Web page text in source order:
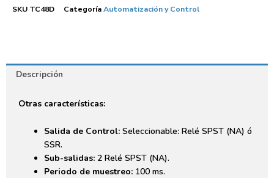
SKU TC48D CategoríaAutomatización y Control
Descripción
Otras características:
Salida de Control: Seleccionable: Relé SPST (NA) ó
SSR.
Sub-salidas: 2 Relé SPST (NA).
Periodo de muestreo: 100 ms.